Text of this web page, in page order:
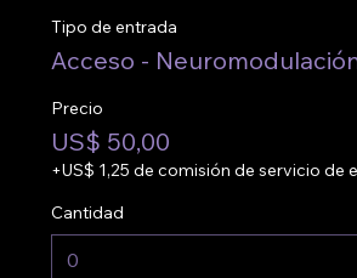
Tipo de entrada
Acceso -
Precio
US$ 50,00
+US$ 1,25 de comisión de servicio de
Cantidad